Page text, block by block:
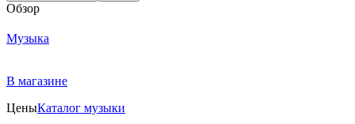
Обзор
Музыка
В магазине
ЦеныКаталог музыки